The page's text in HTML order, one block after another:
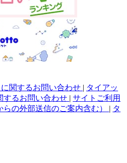
関するお問い合わせ | タイアッ
するお問い合わせ | サイトご利用
の外部送信のご案内含む） | タ